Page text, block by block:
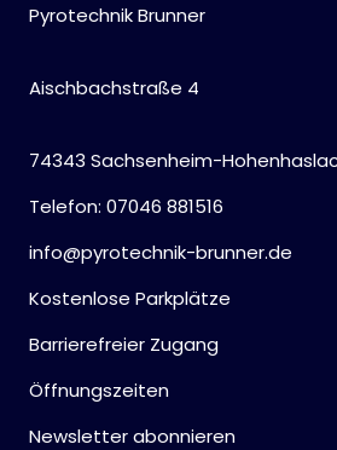
Pyrotechnik Brunner
Aischbachstraße 4
74343 Sachsenheim-
Telefon: 07046 881516
info@pyrotechnik-brunner.de
Kostenlose Parkplätze
Barrierefreier Zugang
Öffnungszeiten
Newsletter abonnieren